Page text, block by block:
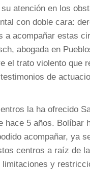
atención en los
con doble cara:
acompañar estas
abogada en
el trato violento que
de
la ha ofrecido
hace 5 años. Bolíbar
acompañar, ya
centros a raíz de
y